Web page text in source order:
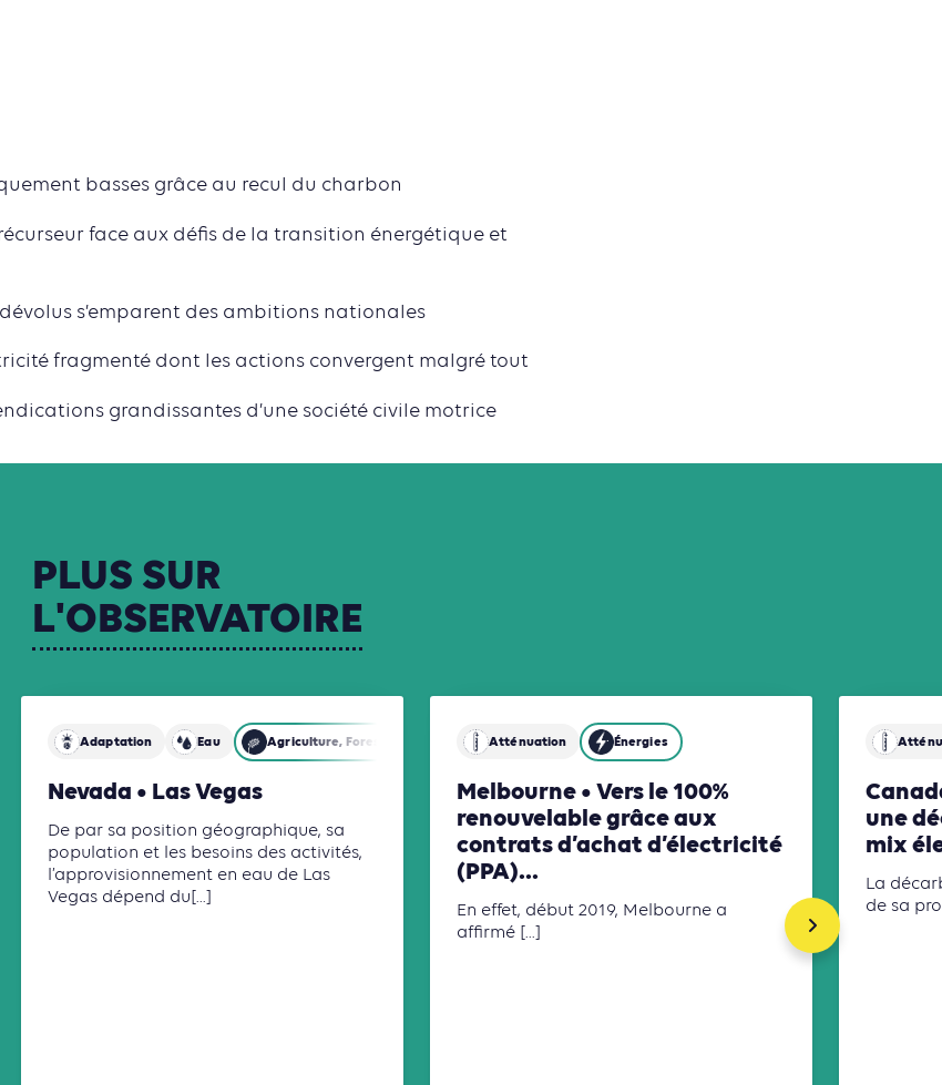
basses grâce au recul du charbon
face aux défis de la transition énergétique et
dévolus s’emparent des ambitions nationales
fragmenté dont les actions convergent malgré tout
grandissantes d’une société civile motrice
PLUS SUR
L'OBSERVATOIRE
et Usages des sols Énergies Mobilités
Adaptation Eau Agriculture, Foresterie et Usages des sols
Nevada • Las Vegas
De par sa position géographique, sa
population et les besoins des activités,
l’approvisionnement en eau de Las
Vegas dépend du[...]
Atténuation Énergies
Melbourne • Vers le 100%
renouvelable grâce aux
contrats d’achat d’électricité
(PPA)...
En effet, début 2019, Melbourne a
affirmé [...]
une
mix
La
de sa